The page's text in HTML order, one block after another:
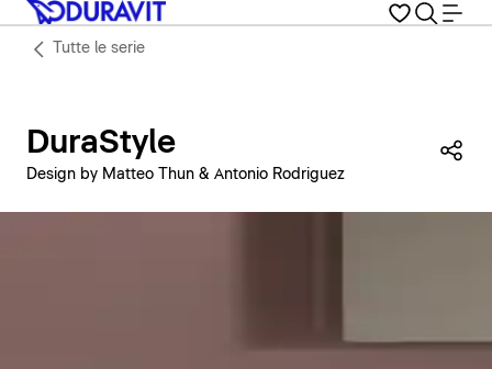
Tutte le serie
DuraStyle
Design by Matteo Thun & Antonio Rodriguez